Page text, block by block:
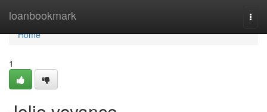
loanbookmark
Home
Home
1